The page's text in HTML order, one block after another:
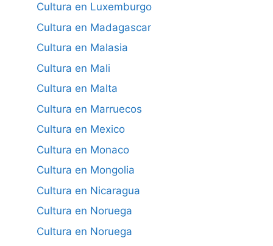
Cultura en Luxemburgo
Cultura en Madagascar
Cultura en Malasia
Cultura en Mali
Cultura en Malta
Cultura en Marruecos
Cultura en Mexico
Cultura en Monaco
Cultura en Mongolia
Cultura en Nicaragua
Cultura en Noruega
Cultura en Noruega